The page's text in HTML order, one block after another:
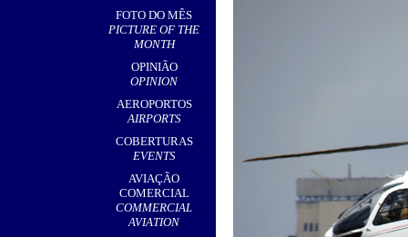
FOTO DO MÊS
PICTURE OF THE
MONTH
OPINIÃO
OPINION
AEROPORTOS
AIRPORTS
,
COBERTURAS
EVENTS
AVIAÇÃO
COMERCIAL
COMMERCIAL
AVIATION